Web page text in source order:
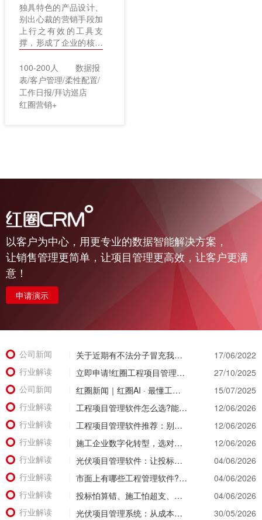
独具特色的产品设计、
别出心裁的营销手段加
上行之有效的工具支
撑，形成了企业的核心
竞争力。使用红圈订单
仅一个月，小罐茶上海
分公司的销售业绩整体
增长134%，峰值业绩
同比增长210%。
100-200人
数据报
表/客户管理/柔性配置/
工作日报/拜访巡店
红圈营销+
以客户为中心，用更专业的数据智能解决方案，
让销售管理更简单，让项目管理更高效，让客户更满
意！
申请演示
公司新闻 关于近期有不法分子冒充我公司实施诈骗活动的公示函
17/06/2022
行业解读
立即申请!红圈工程项目管理系统免费试用重磅开启，亲身体验智慧管理新篇章!
27/10/2025
公司新闻
红圈新闻｜红圈AI · 最懂工程：用智能引擎重塑工程管理新范式
15/07/2025
行业解读
工程项目管理软件怎么选?能同时管住资金、成本、进度的才靠谱
12/06/2026
行业解读
工程项目管理软件推荐：别等年底才知道亏了!这套系统让每一分钱都有迹可循
12/06/2026
行业解读
施工企业数字化转型，选对工具比盲目上系统更重要
12/06/2026
行业解读
光伏项目管理软件：让投标管理跑在竞争前面
04/06/2026
行业解读
市面上有哪些工程管理软件?2026年八大主流工具深度盘点
04/06/2026
行业解读
投标怕算错、施工怕超支、结算怕扯皮?这款施工成本管理系统一招全解决
04/06/2026
行业解读
光伏项目管理系统：从成本失控到利润可控，老板只需做对一步
30/05/2026